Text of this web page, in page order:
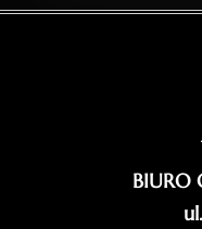
BIURO